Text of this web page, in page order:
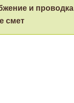
и проводка
смет